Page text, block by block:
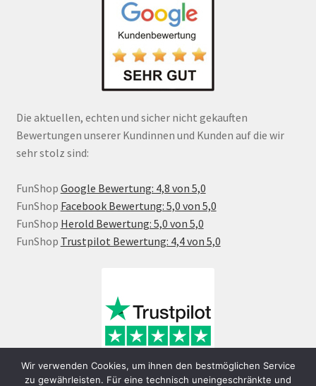
Die aktuellen, echten und sicher nicht gekauften
Bewertungen unserer Kundinnen und Kunden auf die wir
sehr stolz sind:
FunShop Google Bewertung: 4,8 von 5,0
FunShop Facebook Bewertung: 5,0 von 5,0
FunShop Herold Bewertung: 5,0 von 5,0
FunShop Trustpilot Bewertung: 4,4 von 5,0
Wir verwenden Cookies, um ihnen den bestmöglichen Service
zu gewährleisten. Für eine technisch uneingeschränkte und